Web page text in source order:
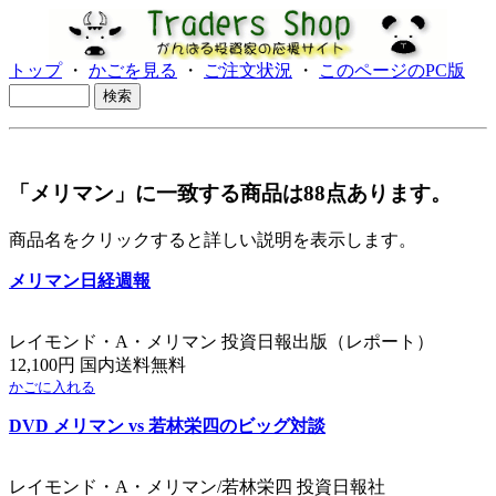
トップ・ かごを見る ・ ご注文状況 ・ このページのPC版
「メリマン」に一致する商品は88点あります。
商品名をクリックすると詳しい説明を表示します。
メリマン日経週報
レイモンド・A・メリマン 投資日報出版（レポート）
12,100円 国内送料無料
かごに入れる
DVD メリマン vs 若林栄四のビッグ対談
レイモンド・A・メリマン/若林栄四 投資日報社